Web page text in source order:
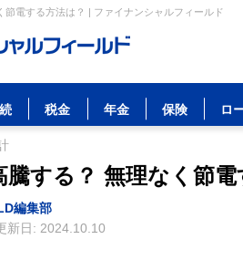
節電する方法は？ | ファイナンシャルフィールド
税金 年金 保険 ロ
騰する？ 無理なく節電
編集部
新日: 2024.10.10